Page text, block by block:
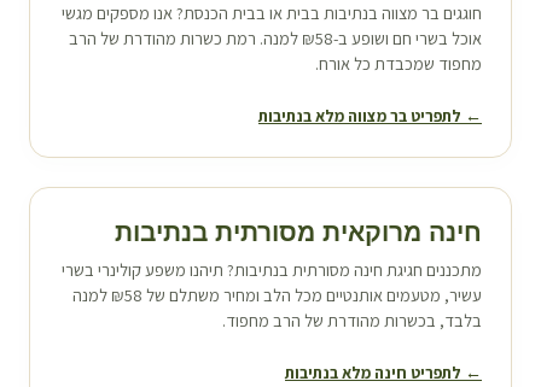
חוגגים בר מצווה בנתיבות בבית או בבית הכנסת? אנו מספקים מגשי
אוכל בשרי חם ושופע ב-₪58 למנה. רמת כשרות מהודרת של הרב
מחפוד שמכבדת כל אורח.
← לתפריט בר מצווה מלא בנתיבות
חינה מרוקאית מסורתית בנתיבות
מתכננים חגיגת חינה מסורתית בנתיבות? תיהנו משפע קולינרי בשרי
עשיר, מטעמים אותנטיים מכל הלב ומחיר משתלם של ₪58 למנה
בלבד, בכשרות מהודרת של הרב מחפוד.
← לתפריט חינה מלא בנתיבות